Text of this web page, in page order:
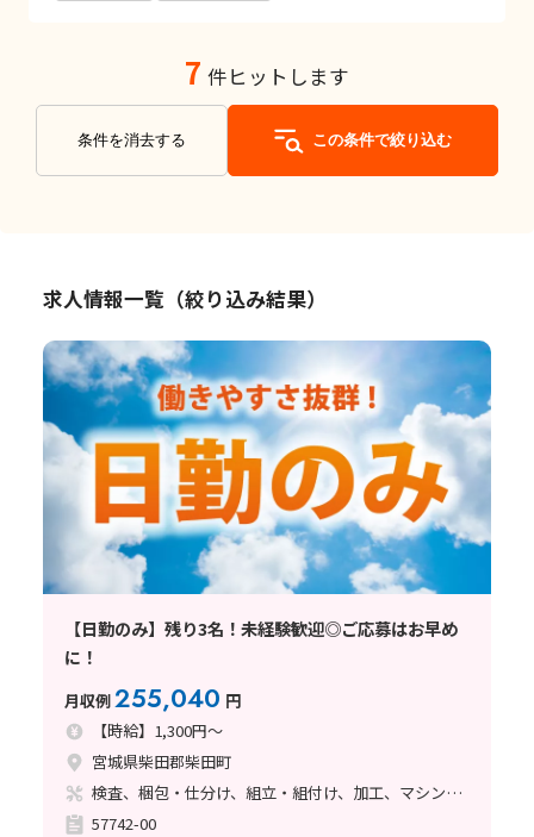
7 件ヒットします
条件を消去する この条件で絞り込む
求人情報一覧（絞り込み結果）
【日勤のみ】残り3名！未経験歓迎◎ご応募はお早め
に！
月収例255,040 円
【時給】1,300円～
宮城県柴田郡柴田町
検査、梱包・仕分け、組立・組付け、加工、マシンオペレーター、フォークリフト、玉掛け・クレーン、立ち作業、塗装
57742-00